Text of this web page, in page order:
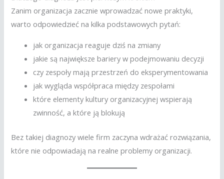
Zanim organizacja zacznie wprowadzać nowe praktyki,
warto odpowiedzieć na kilka podstawowych pytań:
jak organizacja reaguje dziś na zmiany
jakie są największe bariery w podejmowaniu decyzji
czy zespoły mają przestrzeń do eksperymentowania
jak wygląda współpraca między zespołami
które elementy kultury organizacyjnej wspierają
zwinność, a które ją blokują
Bez takiej diagnozy wiele firm zaczyna wdrażać rozwiązania,
które nie odpowiadają na realne problemy organizacji.